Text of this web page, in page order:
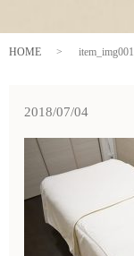
HOME item_img001
2018/07/04